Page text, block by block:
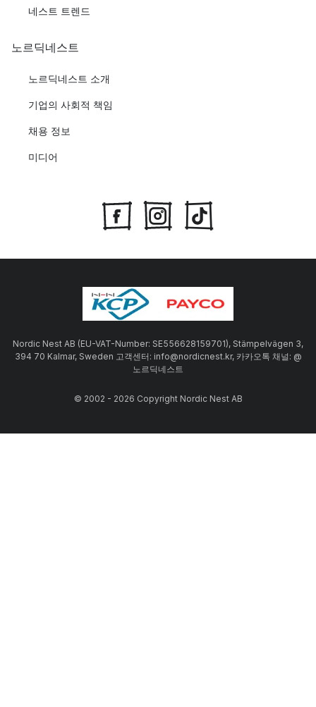
네스트 트렌드
노르딕네스트
노르딕네스트 소개
기업의 사회적 책임
채용 정보
미디어
Nordic Nest AB (EU-VAT-Number: SE556628159701), Stämpelvägen 3,
394 70 Kalmar, Sweden 고객센터: info@nordicnest.kr, 카카오톡 채널: @
노르딕네스트
© 2002 - 2026 Copyright Nordic Nest AB